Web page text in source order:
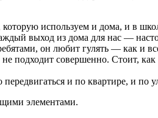
используем и дома, и в
выход из дома для нас —
он любит гулять — как и
подходит совершенно. Стоит,
и по квартире, и по
элементами.